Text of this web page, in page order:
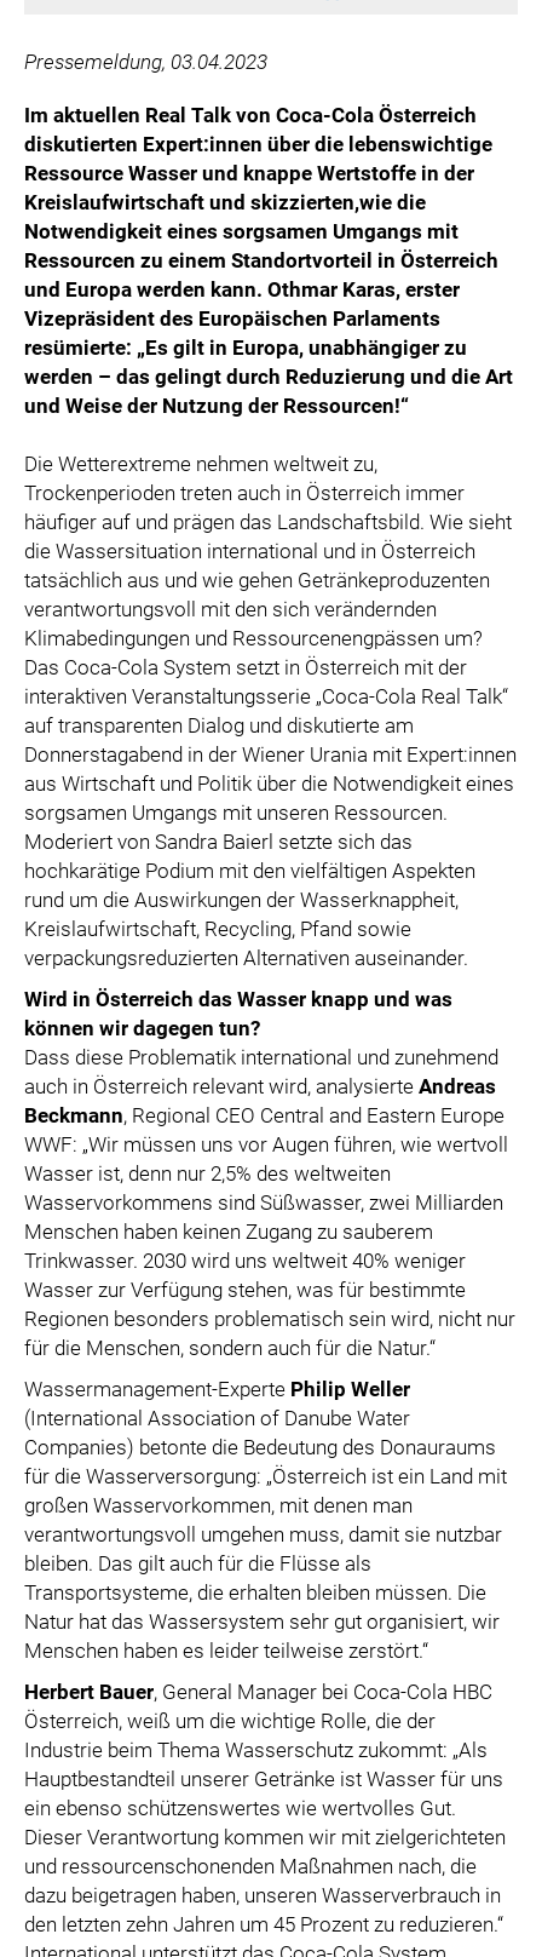
ALFIES
WILHELM-EXNER-MEDAILLEN STIFTUNG
ADMIRAL SPORTWETTEN
EWP RECYCLING PFAND ÖSTERREICH
ANNEMARIE CHARITY
IMPERIAL MARKETS
TRÄGERVEREIN EINWEGPFAND
SPECIAL OLYMPICS ÖSTERREICH
MEDIA
PRESSEKONTAKT
Pressemeldung, 03.04.2023
Im aktuellen Real Talk von Coca-Cola Österreich
diskutierten Expert:innen über die lebenswichtige
Ressource Wasser und knappe Wertstoffe in der
Kreislaufwirtschaft und skizzierten,wie die
Notwendigkeit eines sorgsamen Umgangs mit
Ressourcen zu einem Standortvorteil in Österreich
und Europa werden kann. Othmar Karas, erster
Vizepräsident des Europäischen Parlaments
resümierte: „Es gilt in Europa, unabhängiger zu
werden – das gelingt durch Reduzierung und die Art
und Weise der Nutzung der Ressourcen!“
Die Wetterextreme nehmen weltweit zu,
Trockenperioden treten auch in Österreich immer
häufiger auf und prägen das Landschaftsbild. Wie sieht
die Wassersituation international und in Österreich
tatsächlich aus und wie gehen Getränkeproduzenten
verantwortungsvoll mit den sich verändernden
Klimabedingungen und Ressourcenengpässen um?
Das Coca-Cola System setzt in Österreich mit der
interaktiven Veranstaltungsserie „Coca-Cola Real Talk“
auf transparenten Dialog und diskutierte am
Donnerstagabend in der Wiener Urania mit Expert:innen
aus Wirtschaft und Politik über die Notwendigkeit eines
sorgsamen Umgangs mit unseren Ressourcen.
Moderiert von Sandra Baierl setzte sich das
hochkarätige Podium mit den vielfältigen Aspekten
rund um die Auswirkungen der Wasserknappheit,
Kreislaufwirtschaft, Recycling, Pfand sowie
verpackungsreduzierten Alternativen auseinander.
Wird in Österreich das Wasser knapp und was
können wir dagegen tun?
Dass diese Problematik international und zunehmend
auch in Österreich relevant wird, analysierte Andreas
Beckmann, Regional CEO Central and Eastern Europe
WWF: „Wir müssen uns vor Augen führen, wie wertvoll
Wasser ist, denn nur 2,5% des weltweiten
Wasservorkommens sind Süßwasser, zwei Milliarden
Menschen haben keinen Zugang zu sauberem
Trinkwasser. 2030 wird uns weltweit 40% weniger
Wasser zur Verfügung stehen, was für bestimmte
Regionen besonders problematisch sein wird, nicht nur
für die Menschen, sondern auch für die Natur.“
Wassermanagement-Experte Philip Weller
(International Association of Danube Water
Companies) betonte die Bedeutung des Donauraums
für die Wasserversorgung: „Österreich ist ein Land mit
großen Wasservorkommen, mit denen man
verantwortungsvoll umgehen muss, damit sie nutzbar
bleiben. Das gilt auch für die Flüsse als
Transportsysteme, die erhalten bleiben müssen. Die
Natur hat das Wassersystem sehr gut organisiert, wir
Menschen haben es leider teilweise zerstört.“
Herbert Bauer, General Manager bei Coca-Cola HBC
Österreich, weiß um die wichtige Rolle, die der
Industrie beim Thema Wasserschutz zukommt: „Als
Hauptbestandteil unserer Getränke ist Wasser für uns
ein ebenso schützenswertes wie wertvolles Gut.
Dieser Verantwortung kommen wir mit zielgerichteten
und ressourcenschonenden Maßnahmen nach, die
dazu beigetragen haben, unseren Wasserverbrauch in
den letzten zehn Jahren um 45 Prozent zu reduzieren.“